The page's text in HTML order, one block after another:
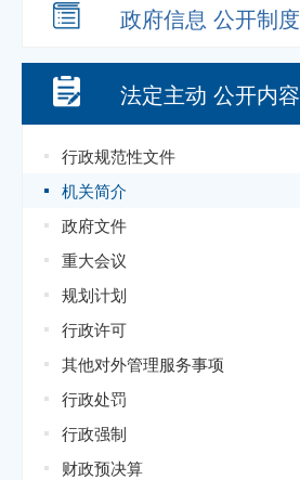
政府信息 公开制度
法定主动 公开内容
行政规范性文件
机关简介
政府文件
重大会议
规划计划
行政许可
其他对外管理服务事项
行政处罚
行政强制
财政预决算